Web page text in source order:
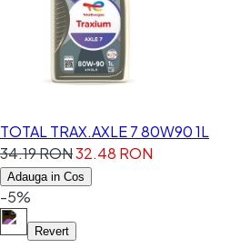
TOTAL TRAX.AXLE 7 80W90 1L
34.19 RON32.48 RON
Adauga in Cos
-5%
Revert